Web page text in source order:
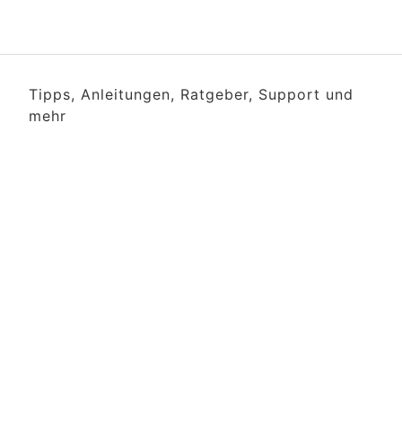
Tipps, Anleitungen, Ratgeber, Support und
mehr